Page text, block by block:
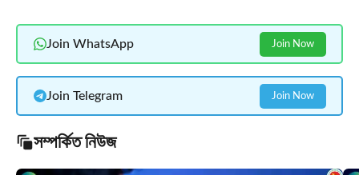
Join WhatsApp Join Now
Join Telegram Join Now
সম্পর্কিত নিউজ